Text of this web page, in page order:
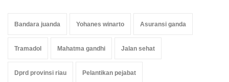
Bandara juanda Yohanes winarto Asuransi ganda
Tramadol Mahatma gandhi Jalan sehat
Dprd provinsi riau Pelantikan pejabat